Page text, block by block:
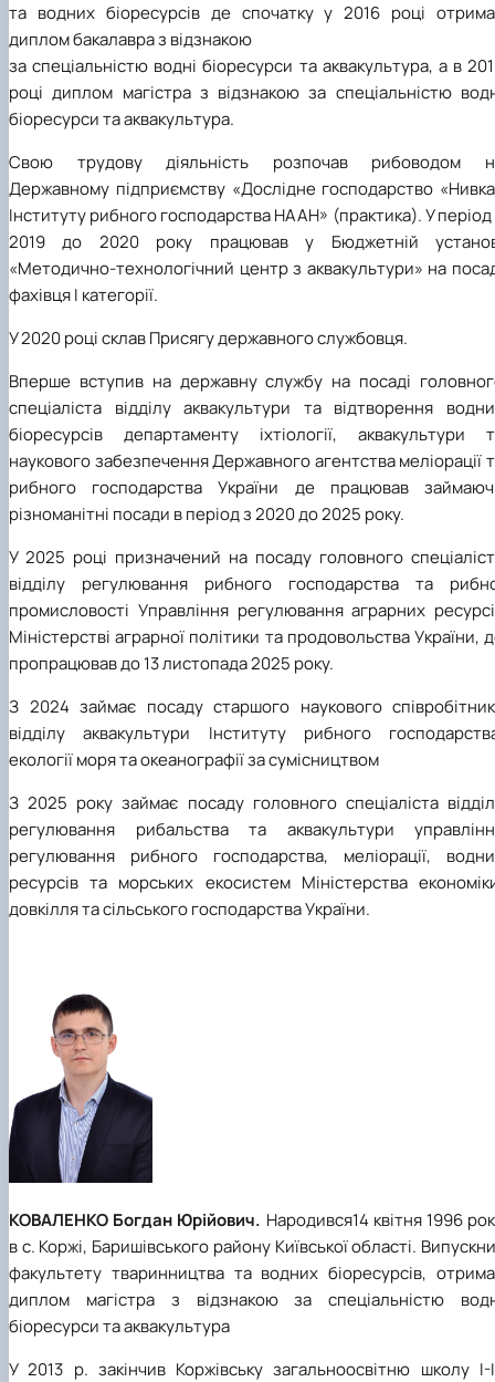
та водних біоресурсів де спочатку у 2016 році
диплом бакалавра з відзнакою
за спеціальністю водні біоресурси та аквакультура, а в
році диплом магістра з відзнакою за спеціальністю
біоресурси та аквакультура.
Свою трудову діяльність розпочав рибоводом
Державному підприємству «Дослідне господарство
Інституту рибного господарства НААН» (практика). У період
2019 до 2020 року працював у Бюджетній
«Методично-технологічний центр з аквакультури» на
фахівця І категорії.
У 2020 році склав Присягу державного службовця.
Вперше вступив на державну службу на посаді
спеціаліста відділу аквакультури та відтворення
біоресурсів департаменту іхтіології, аквакультури
наукового забезпечення Державного агентства меліорації
рибного господарства України де працював
різноманітні посади в період з 2020 до 2025 року.
У 2025 році призначений на посаду головного
відділу регулювання рибного господарства та
промисловості Управління регулювання аграрних
Міністерстві аграрної політики та продовольства України,
пропрацював до 13 листопада 2025 року.
З 2024 займає посаду старшого наукового
відділу аквакультури Інституту рибного
екології моря та океанографії за сумісництвом
З 2025 року займає посаду головного спеціаліста
регулювання рибальства та аквакультури
регулювання рибного господарства, меліорації,
ресурсів та морських екосистем Міністерства
довкілля та сільського господарства України.
КОВАЛЕНКО Богдан Юрійович. Народився14 квітня 1996
в с. Коржі, Баришівського району Київської області.
факультету тваринництва та водних біоресурсів,
диплом магістра з відзнакою за спеціальністю
біоресурси та аквакультура
У 2013 р. закінчив Коржівську загальноосвітню школу І-